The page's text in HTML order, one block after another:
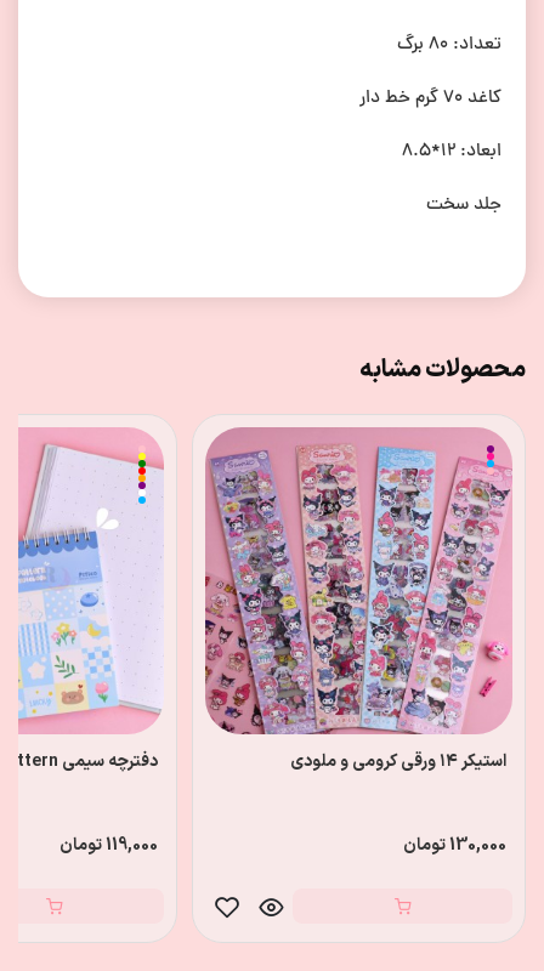
تعداد: 80 برگ
کاغد 70 گرم خط دار
ابعاد: 12*8.5
جلد سخت
محصولات مشابه
استیکر ۱۴ ورقی کرومی و ملودی
130,000 تومان
دفترچه سیمی pattern
119,000 تومان